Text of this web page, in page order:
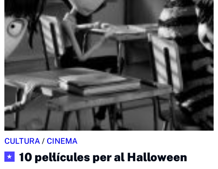
CULTURA / CINEMA
★ 10 pel·lícules per al Halloween